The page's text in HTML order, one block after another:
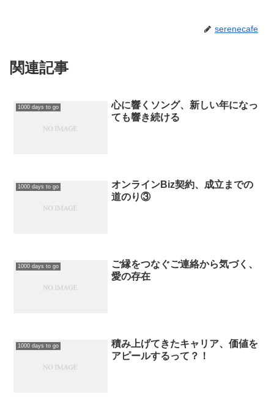
serenecafe
関連記事
1000 days to go
心に響くソング、新しい年になっ
ても響き続ける
1000 days to go
オンラインBiz契約、成立までの
道のり③
1000 days to go
ご縁をつなぐご連絡から気づく、
愛の存在
1000 days to go
積み上げてきたキャリア、価値を
アピールするって？！